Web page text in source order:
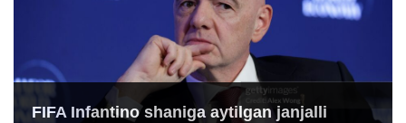
FIFA Infantino shaniga aytilgan janjalli